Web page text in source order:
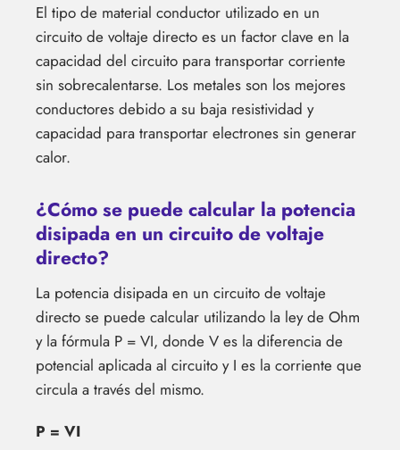
El tipo de material conductor utilizado en un
circuito de voltaje directo es un factor clave en la
capacidad del circuito para transportar corriente
sin sobrecalentarse. Los metales son los mejores
conductores debido a su baja resistividad y
capacidad para transportar electrones sin generar
calor.
¿Cómo se puede calcular la potencia
disipada en un circuito de voltaje
directo?
La potencia disipada en un circuito de voltaje
directo se puede calcular utilizando la ley de Ohm
y la fórmula P = VI, donde V es la diferencia de
potencial aplicada al circuito y I es la corriente que
circula a través del mismo.
P = VI